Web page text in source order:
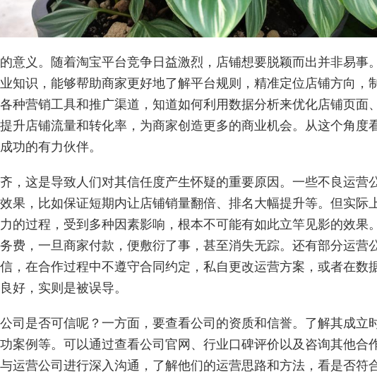
意义。随着淘宝平台竞争日益激烈，店铺想要脱颖而出并非易事
知识，能够帮助商家更好地了解平台规则，精准定位店铺方向，
种营销工具和推广渠道，知道如何利用数据分析来优化店铺页面
升店铺流量和转化率，为商家创造更多的商业机会。从这个角度
功的有力伙伴。
，这是导致人们对其信任度产生怀疑的重要原因。一些不良运营
果，比如保证短期内让店铺销量翻倍、排名大幅提升等。但实际
的过程，受到多种因素影响，根本不可能有如此立竿见影的效果
费，一旦商家付款，便敷衍了事，甚至消失无踪。还有部分运营
，在合作过程中不遵守合同约定，私自更改运营方案，或者在数
好，实则是被误导。
司是否可信呢？一方面，要查看公司的资质和信誉。了解其成立
案例等。可以通过查看公司官网、行业口碑评价以及咨询其他合
运营公司进行深入沟通，了解他们的运营思路和方法，看是否符